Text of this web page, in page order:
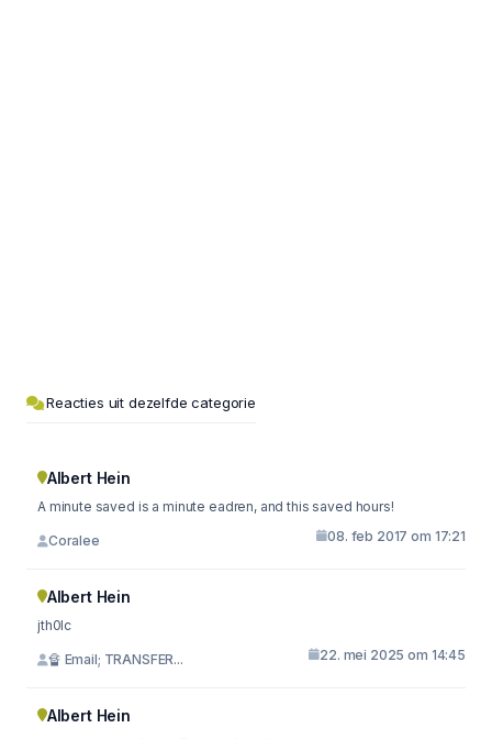
Reacties uit dezelfde categorie
Albert Hein
A minute saved is a minute eadren, and this saved hours!
Coralee 08. feb 2017 om 17:21
Albert Hein
jth0lc
🔏 Email; TRANSFER... 22. mei 2025 om 14:45
Albert Hein